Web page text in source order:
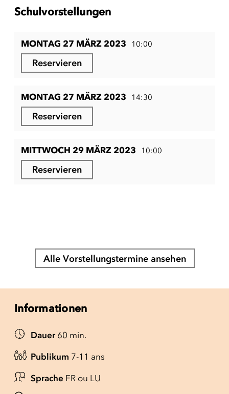
Schulvorstellungen
MONTAG 27 MÄRZ 2023 10:00
Reservieren
MONTAG 27 MÄRZ 2023 14:30
Reservieren
MITTWOCH 29 MÄRZ 2023 10:00
Reservieren
Alle Vorstellungstermine ansehen
Informationen
Dauer 60 min.
Publikum 7-11 ans
Sprache FR ou LU